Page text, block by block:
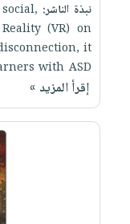
نبذة الناشر:
(VR) on
it
with ASD...
إقرأ المزيد »